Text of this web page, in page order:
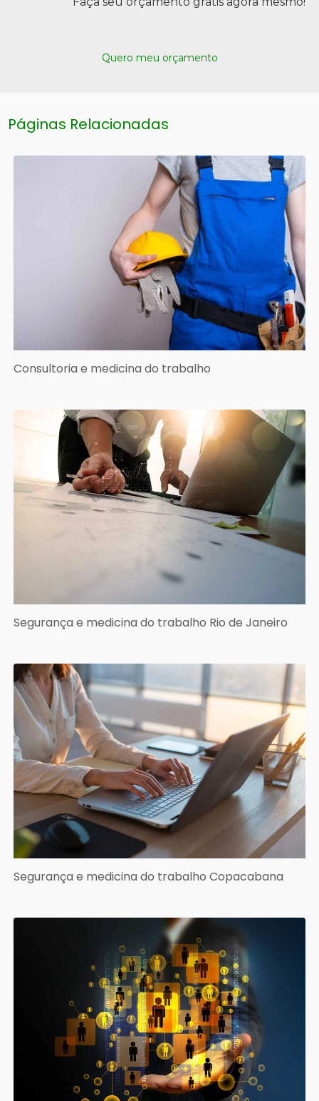
Quero meu orçamento
Páginas Relacionadas
Consultoria e medicina do trabalho
Segurança e medicina do trabalho Rio de Janeiro
Segurança e medicina do trabalho Copacabana